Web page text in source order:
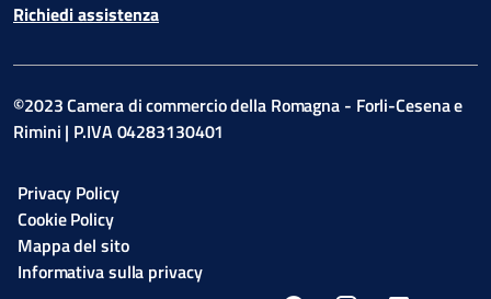
Richiedi assistenza
©2023 Camera di commercio della Romagna - Forli-Cesena e
Rimini | P.IVA 04283130401
Privacy Policy
Cookie Policy
Mappa del sito
Informativa sulla privacy